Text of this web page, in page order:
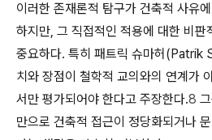
이러한 존재론적 탐구가 건축적 사유
하지만, 그 직접적인 적용에 대한 비판
중요하다. 특히 패트릭 슈마허
치와 장점이 철학적 교의와의 연계가
서만 평가되어야 한다고 주장한다.8
만으로 건축적 접근이 정당화되거나